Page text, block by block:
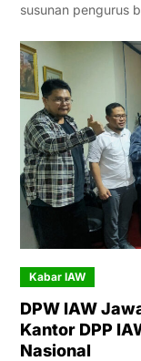
susunan pengurus
Kabar IAW
DPW IAW
Kantor DPP
Nasional